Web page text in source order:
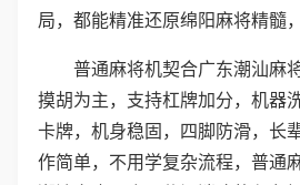
局，都能精准还原绵阳麻将精髓
普通麻将机契合广东潮汕麻
摸胡为主，支持杠牌加分，机器
卡牌，机身稳固，四脚防滑，长
作简单，不用学复杂流程，普通